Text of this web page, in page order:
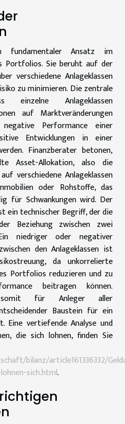
fundamentaler Ansatz im
Portfolios. Sie beruht auf der
verschiedene Anlageklassen
zu minimieren. Die zentrale
Anlageklassen
auf Marktveränderungen
Performance einer
Entwicklungen in einer
Finanzberater betonen,
Asset-Allokation, also die
verschiedene Anlageklassen
oder Rohstoffe, das
für Schwankungen wird. Der
ein technischer Begriff, der die
Beziehung zwischen zwei
niedriger oder negativer
den Anlageklassen ist
da unkorrelierte
Portfolios reduzieren und zu
beitragen können.
für Anleger aller
Baustein für ein
Eine vertiefende Analyse und
die sich lohnen, finden Sie
bilanz/article161336332/
sich.html.